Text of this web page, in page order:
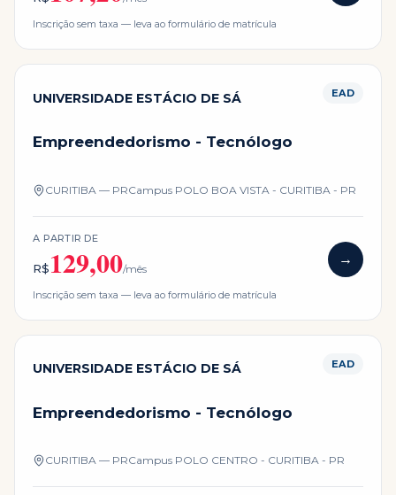
Inscrição sem taxa — leva ao formulário de matrícula
UNIVERSIDADE ESTÁCIO DE SÁ EAD
Empreendedorismo - Tecnólogo
CURITIBA — PRCampus POLO BOA VISTA - CURITIBA - PR
A PARTIR DE
R$129,00/mês
→
Inscrição sem taxa — leva ao formulário de matrícula
UNIVERSIDADE ESTÁCIO DE SÁ EAD
Empreendedorismo - Tecnólogo
CURITIBA — PRCampus POLO CENTRO - CURITIBA - PR